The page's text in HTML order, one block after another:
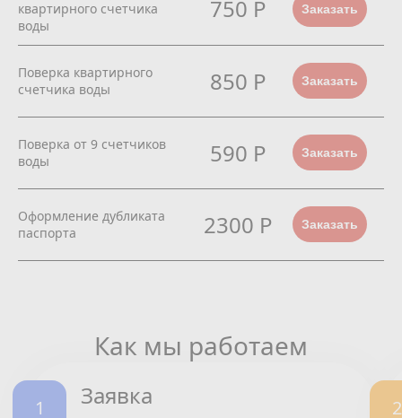
квартирного счетчика
воды
750 Р Заказать
Поверка квартирного
счетчика воды
850 Р Заказать
Поверка от 9 счетчиков
воды
590 Р Заказать
Оформление дубликата
паспорта
2300 Р Заказать
Как мы работаем
Заявка